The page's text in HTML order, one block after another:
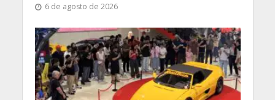
6 de agosto de 2026